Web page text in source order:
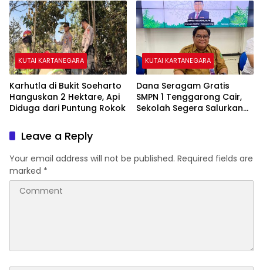
KUTAI KARTANEGARA
Karhutla di Bukit Soeharto
Hanguskan 2 Hektare, Api
Diduga dari Puntung Rokok
KUTAI KARTANEGARA
Dana Seragam Gratis
SMPN 1 Tenggarong Cair,
Sekolah Segera Salurkan
Leave a Reply
Your email address will not be published. Required fields are
marked *